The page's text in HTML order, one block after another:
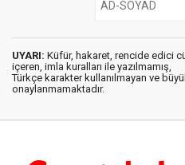
UYARI: Küfür, hakaret, rencide edici
içeren, imla kuralları ile yazılmamış,
Türkçe karakter kullanılmayan ve
onaylanmamaktadır.